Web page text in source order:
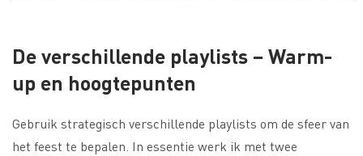
De verschillende playlists – Warm-
up en hoogtepunten
Gebruik strategisch verschillende playlists om de sfeer van
het feest te bepalen. In essentie werk ik met twee